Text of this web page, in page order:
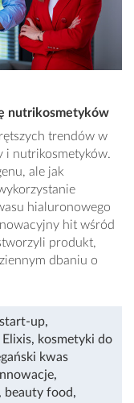
nutrikosmetyków
trendów w
i nutrikosmetyków.
ale jak
hialuronowego
hit wśród
produkt,
dbaniu o
start-up,
Elixis, kosmetyki do
kwas
,
beauty food,